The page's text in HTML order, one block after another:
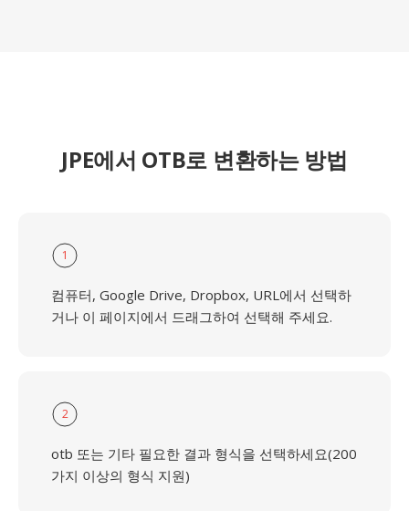
JPE에서 OTB로 변환하는 방법
1
컴퓨터, Google Drive, Dropbox, URL에서 선택하
거나 이 페이지에서 드래그하여 선택해 주세요.
2
otb 또는 기타 필요한 결과 형식을 선택하세요(200
가지 이상의 형식 지원)